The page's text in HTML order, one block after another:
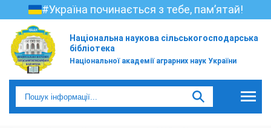
#Україна починається з тебе, пам’ятай!
Національна наукова сільськогосподарська
бібліотека
Національної академії аграрних наук України